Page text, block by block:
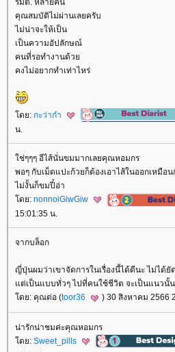
คุณสมบัติไม่ผ่านเลยครับ
ไม่น่าจะให้เป็น
เป็นความอัปลักษณ์
คนที่รอทำงานด้ว
คงไม่อยากทำเท่าไหร่
ดย: กะว่าก๋า
น.
ช่ๆๆๆ อีไส้นั่นขมมากเลยคุณหอมกร
พอๆ กับเม็ดแปะก้วยก็ต้องเอาไส้ในออกเหมือ
ไม่งั้นก็ขมปี๋อ่า
ดย: nonnoiGiwGiw
15:01:35 น.
จากบล็อก
ญี่ปุ่นผมว่าเขาจัดการในเรื่องนี้ได้ดีนะ ไม่ไ
ต่เป็นแบบทั่วๆ ไปที่คนใช้ชีวิต จะเป็นแนวนั้
ดย: คุณต่อ (toor36 ) 30 สิงหาคม 2566
น่ารักน่าชมค่ะคุณหอมกร
ดย: Sweet_pills